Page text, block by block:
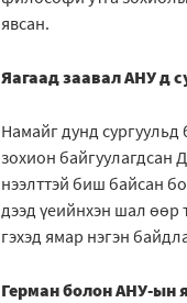
явсан.
Яагаад заавал АНУ д
Намайг дунд
зохион байгуулагдсан
нээлттэй биш байсан
дээд үеийнхэн шал өөр
гэхэд ямар нэгэн
Герман болон АНУ-ын